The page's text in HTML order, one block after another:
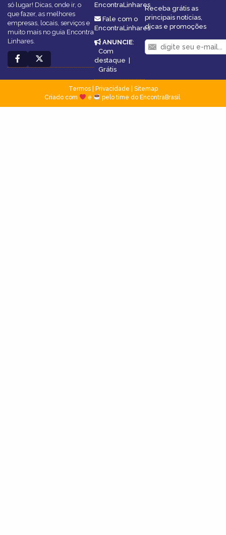
só lugar! Dicas, onde ir, o
que fazer, as melhores
empresas, locais, serviços e
muito mais no guia Encontra
Linhares.
EncontraLinhares
Fale com o
EncontraLinhares
ANUNCIE:
Com
destaque |
Grátis
Receba grátis as
principais notícias,
dicas e promoções
Termos| Privacidade
Sitemap
Criado com
e pelo time do EncontraBrasil